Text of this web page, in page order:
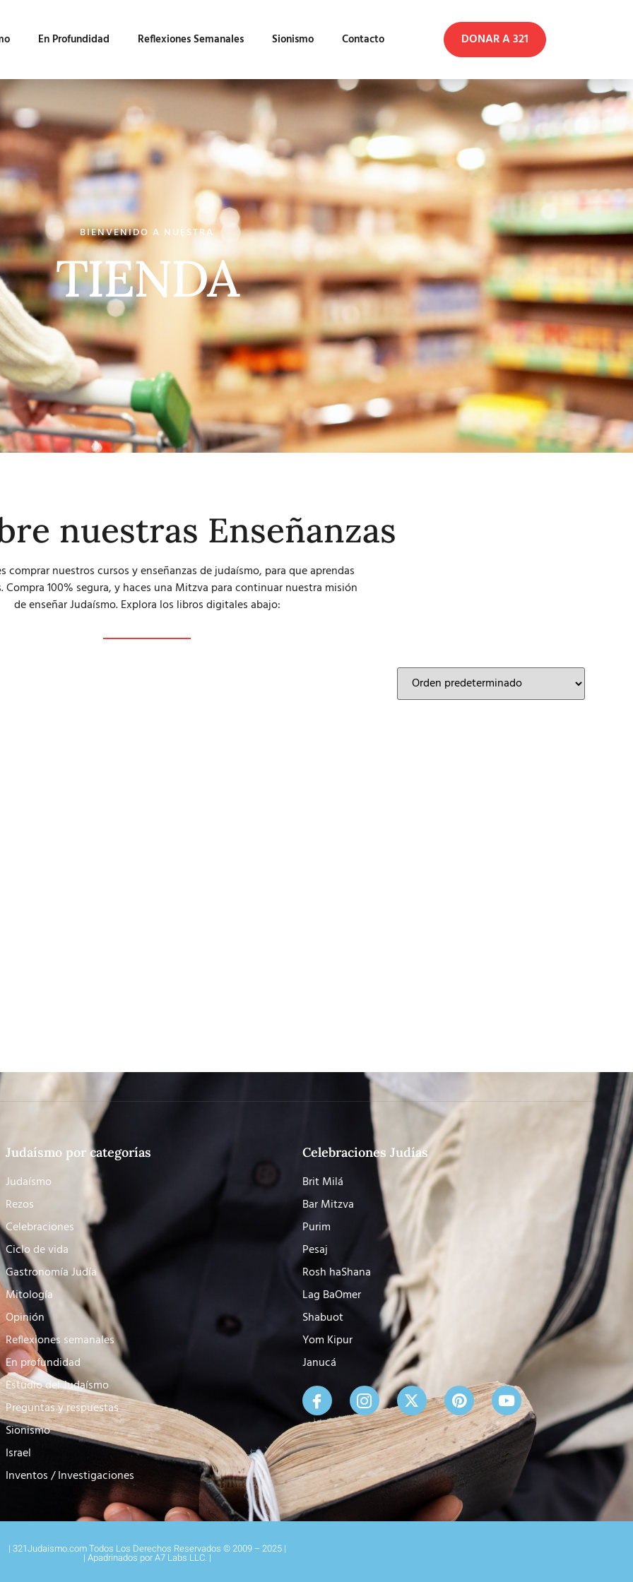
En Profundidad Reflexiones Semanales Sionismo Contacto DONAR A 321
BIENVENIDO A NUESTRA
TIENDA
nuestras Enseñanzas
comprar nuestros cursos y enseñanzas de judaísmo, para que aprendas
Compra 100% segura, y haces una Mitzva para continuar nuestra misión
de enseñar Judaísmo. Explora los libros digitales abajo:
Judaísmo por categorías
Judaísmo
Rezos
Celebraciones
Ciclo de vida
Gastronomía Judía
Mitología
Opinión
Reflexiones semanales
En profundidad
Estudio del Judaísmo
Preguntas y respuestas
Sionismo
Israel
Inventos / Investigaciones
Celebraciones Judías
Brit Milá
Bar Mitzva
Purim
Pesaj
Rosh haShana
Lag BaOmer
Shabuot
Yom Kipur
Janucá
| 321Judaismo.com Todos Los Derechos Reservados © 2009 – 2025 |
| Apadrinados por A7 Labs LLC. |